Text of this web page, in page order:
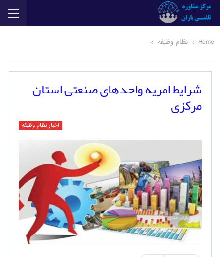
Home نظام وظیفه
شرایط امریه واحدهای صنعتی استان
مرکزی
اخبار نظام وظیفه